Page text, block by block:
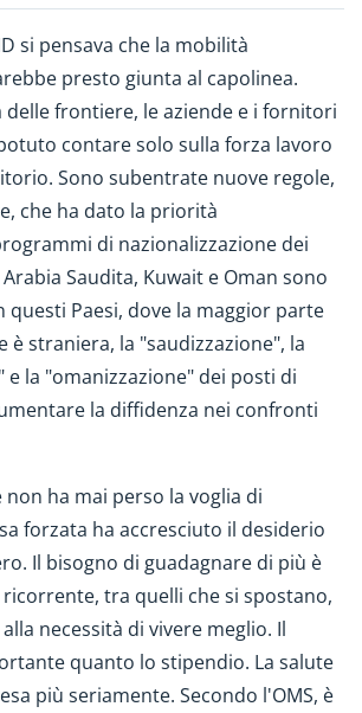
si pensava che la mobilità
presto giunta al capolinea.
delle frontiere, le aziende e i fornitori
contare solo sulla forza lavoro
Sono subentrate nuove regole,
che ha dato la priorità
di nazionalizzazione dei
Saudita, Kuwait e Oman sono
questi Paesi, dove la maggior parte
è straniera, la "saudizzazione", la
e la "omanizzazione" dei posti di
la diffidenza nei confronti
non ha mai perso la voglia di
forzata ha accresciuto il desiderio
Il bisogno di guadagnare di più è
tra quelli che si spostano,
necessità di vivere meglio. Il
quanto lo stipendio. La salute
più seriamente. Secondo l'OMS, è